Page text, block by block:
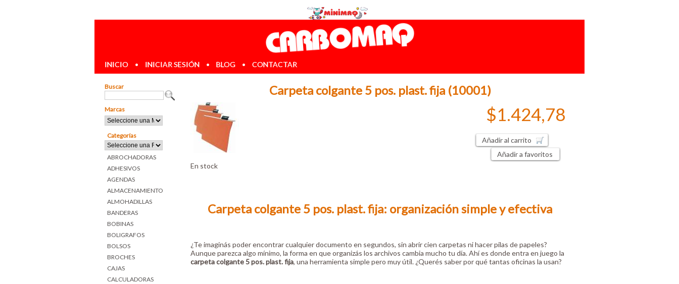
INICIO • INICIAR SESIÓN • BLOG • CONTACTAR
Buscar
Marcas
Categorías
ABROCHADORAS
ADHESIVOS
AGENDAS
ALMACENAMIENTO
ALMOHADILLAS
BANDERAS
BOBINAS
BOLIGRAFOS
BOLSOS
BROCHES
CAJAS
CALCULADORAS
Carpeta colgante 5 pos. plast. fija (10001)
$1.424,78
Añadir al carrito
Añadir a favoritos
En stock
Carpeta colgante 5 pos. plast. fija: organización simple y efectiva
¿Te imaginás poder encontrar cualquier documento en segundos, sin abrir cien carpetas ni hacer pilas de papeles?
Aunque parezca algo mínimo, la forma en que organizás los archivos cambia mucho tu día. Ahí es donde entra en juego la
carpeta colgante 5 pos. plast. fija, una herramienta simple pero muy útil. ¿Querés saber por qué tantas oficinas la usan?